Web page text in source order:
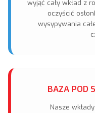
wyjąć cały wkład z
oczyścić
wysypywania
BAZA POD
Nasze